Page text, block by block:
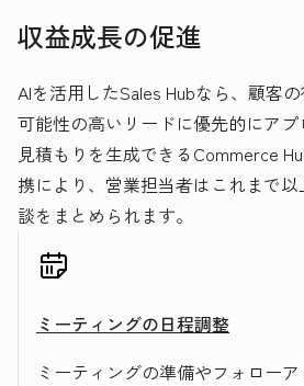
収益成長の促進
AIを活用したSales Hubなら、顧客
可能性の高いリードに優先的にア
見積もりを生成できるCommerce
携により、営業担当者はこれまで
談をまとめられます。
ミーティングの日程調整
ミーティングの準備やフォロー